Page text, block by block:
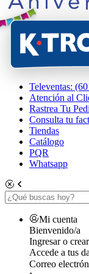
Televentas:
Atención al
Rastrea Tu
Consulta tu
Tiendas
Catálogo
PQR
Whatsapp
Mi cuenta
Bienvenido/a
Ingresar o
Accede a tus
Correo